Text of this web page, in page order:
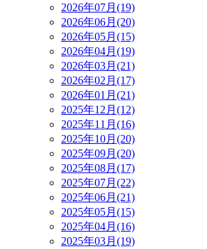
2026年07月(19)
2026年06月(20)
2026年05月(15)
2026年04月(19)
2026年03月(21)
2026年02月(17)
2026年01月(21)
2025年12月(12)
2025年11月(16)
2025年10月(20)
2025年09月(20)
2025年08月(17)
2025年07月(22)
2025年06月(21)
2025年05月(15)
2025年04月(16)
2025年03月(19)